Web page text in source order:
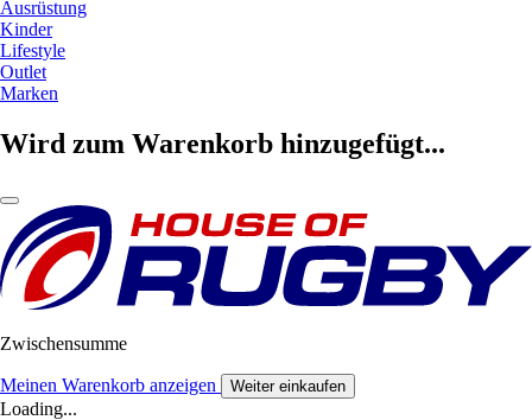
Ausrüstung
Kinder
Lifestyle
Outlet
Marken
Wird zum Warenkorb hinzugefügt...
Zwischensumme
Meinen Warenkorb anzeigen Weiter einkaufen
Loading...